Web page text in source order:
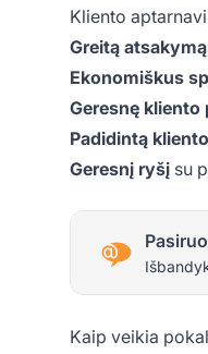
Kliento
Greitą atsakymą
Ekonomiškus
Geresnę kliento
Padidintą
Geresnį ryšį su
Kaip veikia